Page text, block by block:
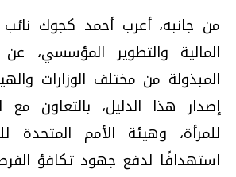
من جانبه، أعرب أحمد كجوك نائب
المالية والتطوير المؤسسي،
المبذولة من مختلف الوزارات
إصدار هذا الدليل، بالتعاون
للمرأة، وهيئة الأمم المتحدة
استهدافًا لدفع جهود تكافؤ